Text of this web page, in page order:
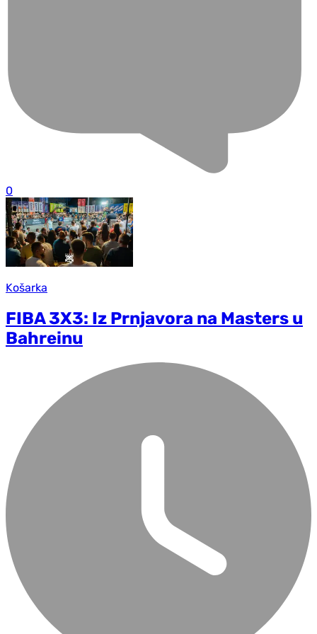
0
Košarka
FIBA 3X3: Iz Prnjavora na Masters u
Bahreinu